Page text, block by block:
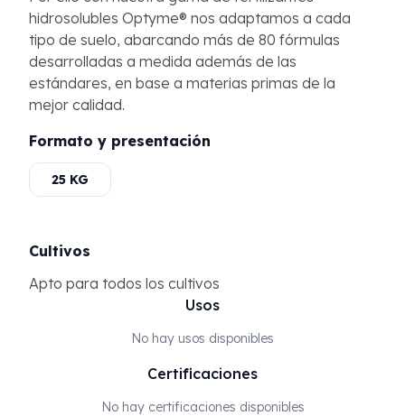
hidrosolubles Optyme® nos adaptamos a cada
tipo de suelo, abarcando más de 80 fórmulas
desarrolladas a medida además de las
estándares, en base a materias primas de la
mejor calidad.
Formato y presentación
25 KG
Cultivos
Apto para todos los cultivos
Usos
No hay usos disponibles
Certificaciones
No hay certificaciones disponibles